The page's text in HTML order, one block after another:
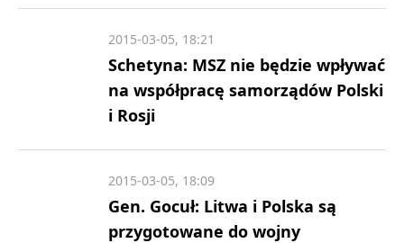
Schetyna: MSZ nie będzie wpływać
na współpracę samorządów Polski
i Rosji
2015-03-05, 18:21
Gen. Gocuł: Litwa i Polska są
przygotowane do wojny
2015-03-05, 18:09